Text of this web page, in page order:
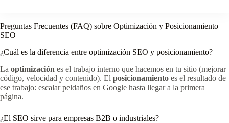
Preguntas Frecuentes (FAQ) sobre Optimización y Posicionamiento
SEO
¿Cuál es la diferencia entre optimización SEO y posicionamiento?
La optimización es el trabajo interno que hacemos en tu sitio (mejorar
código, velocidad y contenido). El posicionamiento es el resultado de
ese trabajo: escalar peldaños en Google hasta llegar a la primera
página.
¿El SEO sirve para empresas B2B o industriales?